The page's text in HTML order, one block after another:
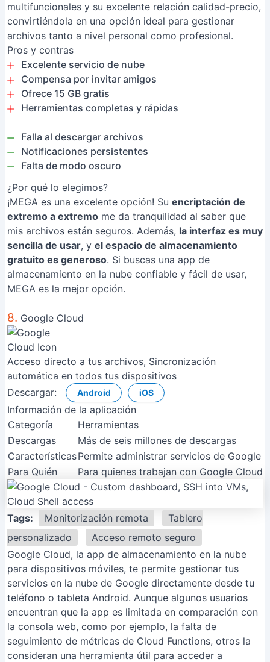
multifuncionales y su excelente relación calidad-precio,
convirtiéndola en una opción ideal para gestionar
archivos tanto a nivel personal como profesional.
Pros y contras
Excelente servicio de nube
Compensa por invitar amigos
Ofrece 15 GB gratis
Herramientas completas y rápidas
Falla al descargar archivos
Notificaciones persistentes
Falta de modo oscuro
¿Por qué lo elegimos?
¡MEGA es una excelente opción! Su encriptación de
extremo a extremo me da tranquilidad al saber que
mis archivos están seguros. Además, la interfaz es muy
sencilla de usar, y el espacio de almacenamiento
gratuito es generoso. Si buscas una app de
almacenamiento en la nube confiable y fácil de usar,
MEGA es la mejor opción.
8. Google Cloud
Acceso directo a tus archivos, Sincronización
automática en todos tus dispositivos
Descargar:
Android iOS
Información de la aplicación
Categoría
Herramientas
Descargas
Más de seis millones de descargas
CaracterísticasPermite administrar servicios de Google
Para Quién
Para quienes trabajan con Google
Tags: Monitorización remota
Tablero
personalizado
Acceso remoto seguro
Google Cloud, la app de almacenamiento en la nube
para dispositivos móviles, te permite gestionar tus
servicios en la nube de Google directamente desde tu
teléfono o tableta Android. Aunque algunos usuarios
encuentran que la app es limitada en comparación con
la consola web, como por ejemplo, la falta de
seguimiento de métricas de Cloud Functions, otros la
consideran una herramienta útil para acceder a